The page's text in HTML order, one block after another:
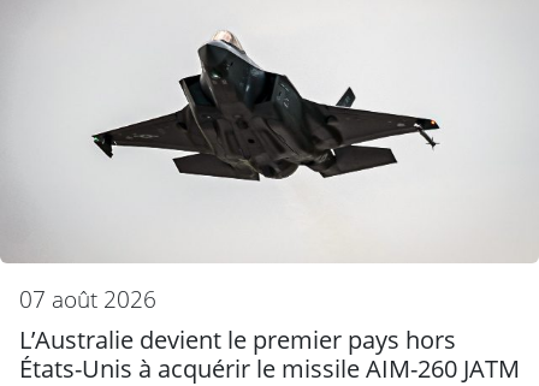
07 août 2026
L’Australie devient le premier pays hors
États-Unis à acquérir le missile AIM-260 JATM